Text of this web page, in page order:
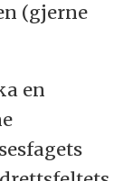
(gjerne
en